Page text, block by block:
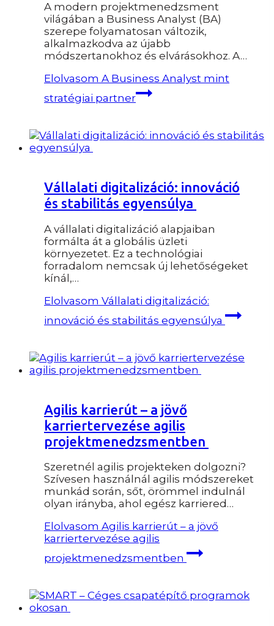
A modern projektmenedzsment
világában a Business Analyst (BA)
szerepe folyamatosan változik,
alkalmazkodva az újabb
módszertanokhoz és elvárásokhoz. A…
Elolvasom A Business Analyst mint
stratégiai partner
Vállalati digitalizáció: innováció
és stabilitás egyensúlya
A vállalati digitalizáció alapjaiban
formálta át a globális üzleti
környezetet. Ez a technológiai
forradalom nemcsak új lehetőségeket
kínál,…
Elolvasom Vállalati digitalizáció:
innováció és stabilitás egyensúlya
Agilis karrierút – a jövő
karriertervezése agilis
projektmenedzsmentben
Szeretnél agilis projekteken dolgozni?
Szívesen használnál agilis módszereket
munkád során, sőt, örömmel indulnál
olyan irányba, ahol egész karriered…
Elolvasom Agilis karrierút – a jövő
karriertervezése agilis
projektmenedzsmentben